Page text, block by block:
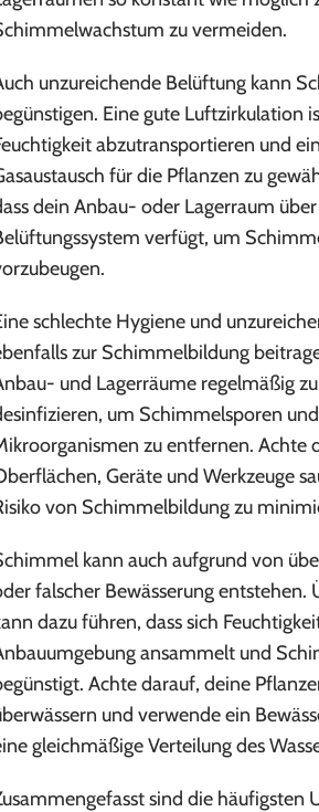
zu vermeiden.
unzureichende Belüftung kann
Eine gute Luftzirkulation
abzutransportieren und
für die Pflanzen zu
dein Anbau- oder Lagerraum
verfügt, um
schlechte Hygiene und
zur Schimmelbildung
und Lagerräume regelmäßig
um Schimmelsporen
zu entfernen. Achte
Geräte und Werkzeuge
von Schimmelbildung zu
kann auch aufgrund von
falscher Bewässerung entstehen.
dazu führen, dass sich
ansammelt und
Achte darauf, deine
und verwende ein
gleichmäßige Verteilung des
sind die häufigsten